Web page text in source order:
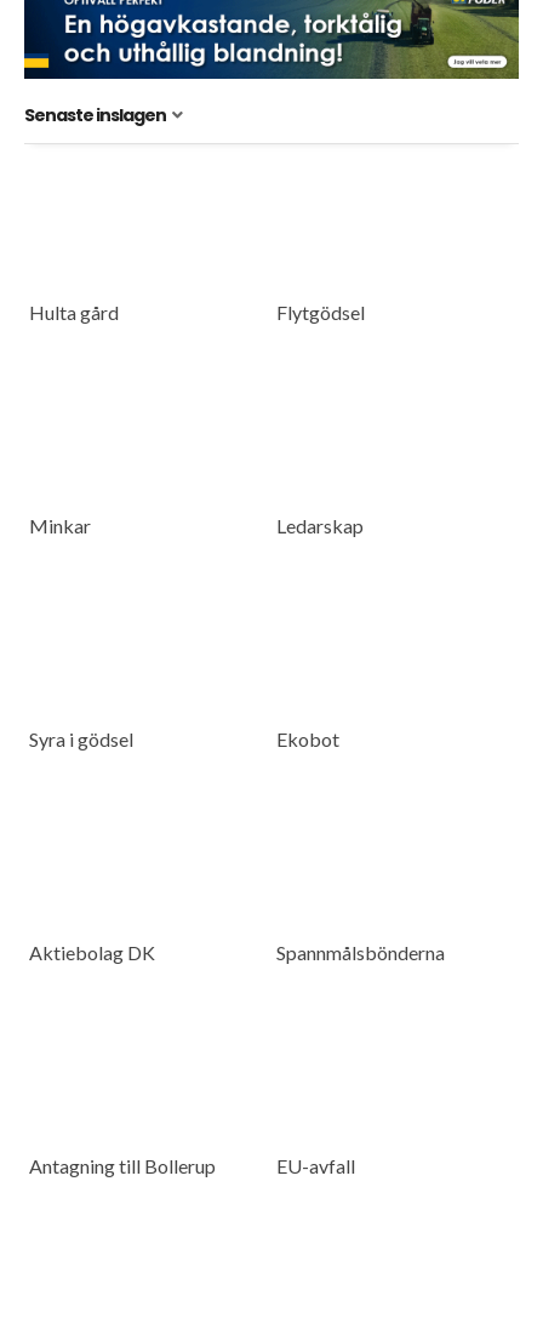
Senaste inslagen
Hulta gård Flytgödsel
Minkar Ledarskap
Syra i gödsel Ekobot
Aktiebolag DK Spannmålsbönderna
Antagning till Bollerup EU-avfall